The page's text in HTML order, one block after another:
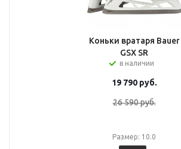
Коньки вратаря Bauer
GSX SR
в наличии
19 790руб.
26 590руб.
Размер: 10.0